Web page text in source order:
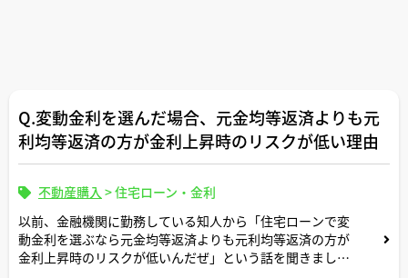
Q.変動金利を選んだ場合、元金均等返済よりも元
利均等返済の方が金利上昇時のリスクが低い理由
不動産購入 >住宅ローン・金利
以前、金融機関に勤務している知人から「住宅ローンで変
動金利を選ぶなら元金均等返済よりも元利均等返済の方が
金利上昇時のリスクが低いんだぜ」という話を聞きまし